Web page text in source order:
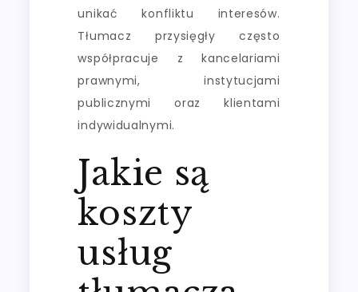
unikać konfliktu interesów.
Tłumacz przysięgły często
współpracuje z kancelariami
prawnymi, instytucjami
publicznymi oraz klientami
indywidualnymi.
Jakie są
koszty
usług